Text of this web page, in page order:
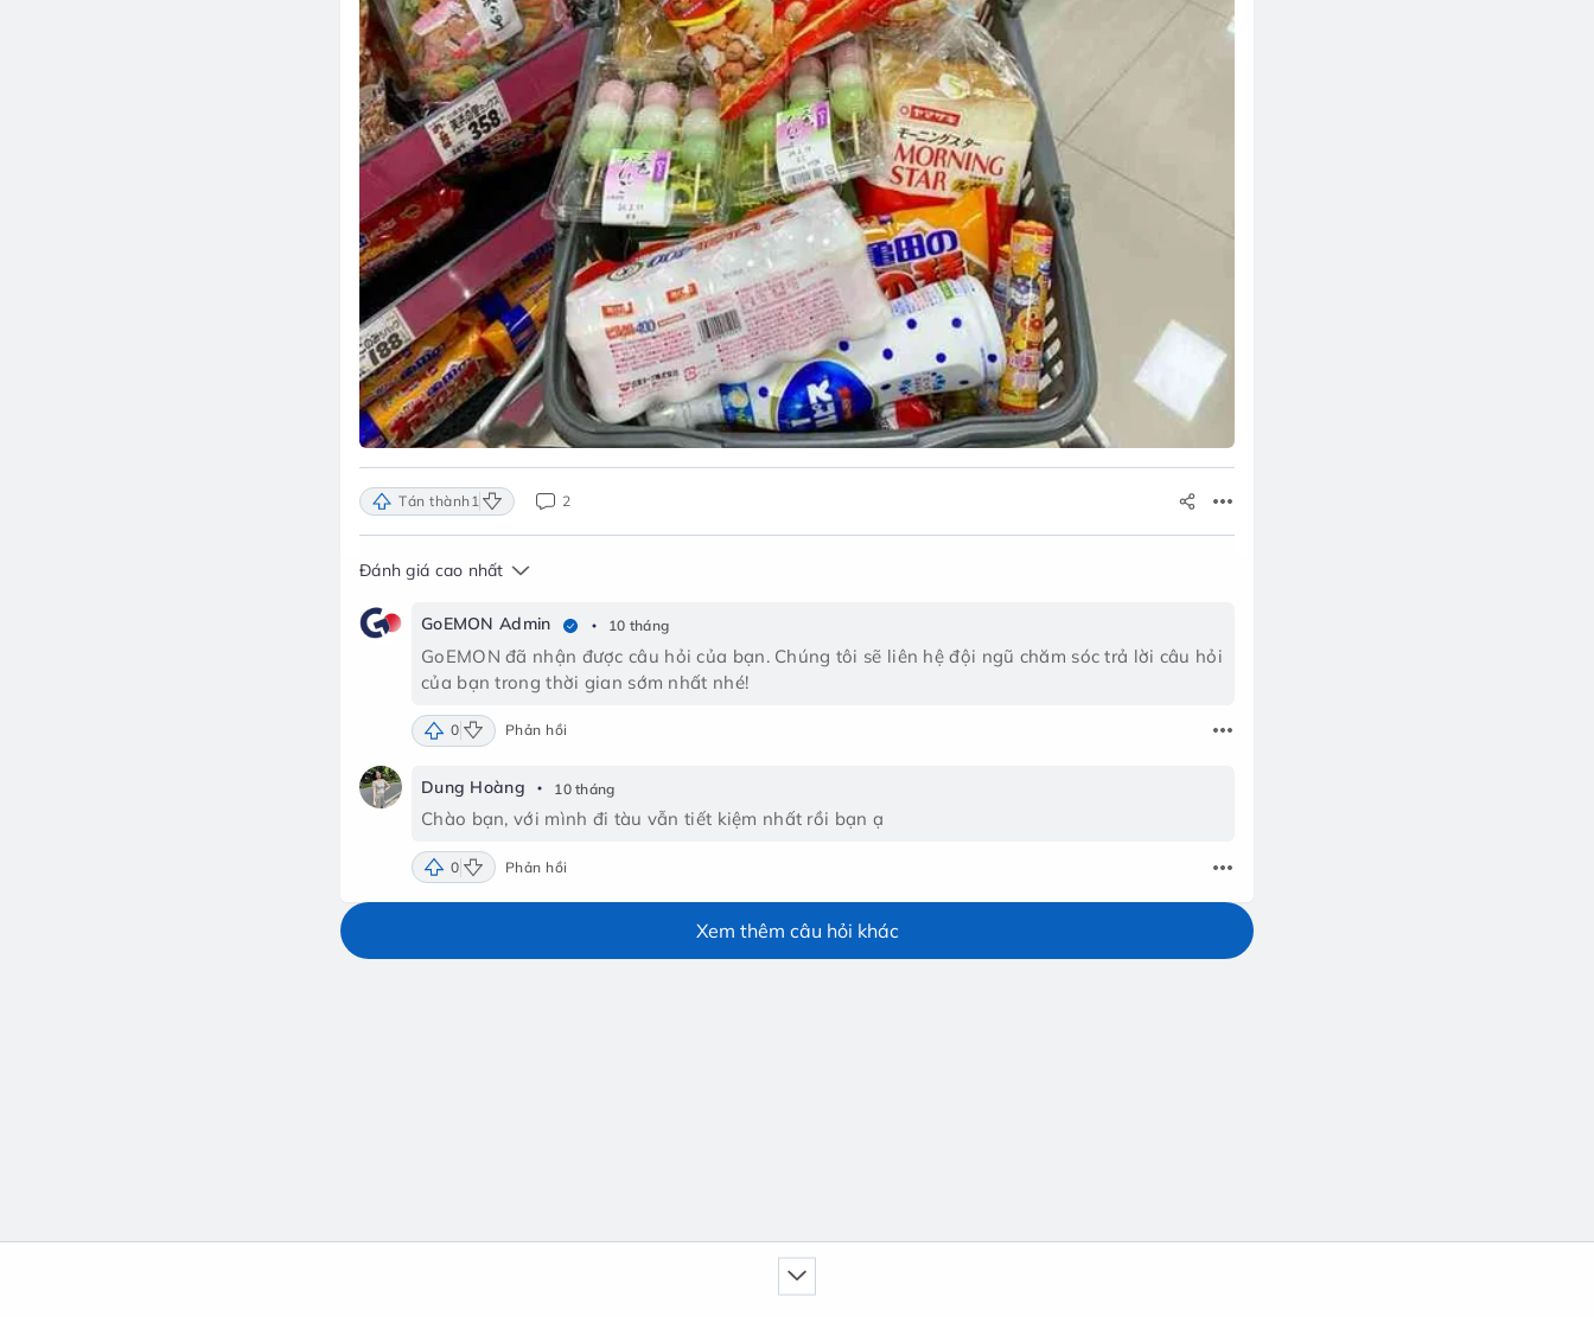
Tán thành 1 2
Đánh giá cao nhất
GoEMON Admin 10 tháng
GoEMON đã nhận được câu hỏi của bạn. Chúng tôi sẽ liên hệ đội ngũ chăm sóc trả lời câu hỏi
của bạn trong thời gian sớm nhất nhé!
0 Phản hồi
Dung Hoàng 10 tháng
Chào bạn, với mình đi tàu vẫn tiết kiệm nhất rồi bạn ạ
0 Phản hồi
Xem thêm câu hỏi khác